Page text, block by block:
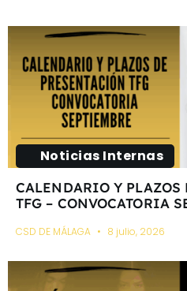
Noticias Internas
CALENDARIO Y PLAZOS
TFG – CONVOCATORIA
CSD DE MÁLAGA 8 julio, 2026